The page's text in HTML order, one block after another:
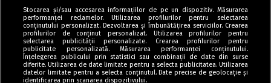
Politica de cookies
Politica de confidențialitate
Termeni și condiții
Stocarea și/sau accesarea informațiilor de pe un dispozitiv. Măsurarea
performanței reclamelor. Utilizarea profilurilor pentru selectarea
conținutului personalizat. Dezvoltarea și îmbunătățirea serviciilor. Crearea
profilurilor de conținut personalizat. Utilizarea profilurilor pentru
selectarea publicității personalizate. Crearea profilurilor pentru
publicitate personalizată. Măsurarea performanței conținutului.
Înțelegerea publicului prin statistici sau combinații de date din surse
diferite. Utilizarea de date limitate pentru a selecta publicitatea. Utilizarea
datelor limitate pentru a selecta conținutul. Date precise de geolocație și
identificarea prin scanarea dispozitivului.